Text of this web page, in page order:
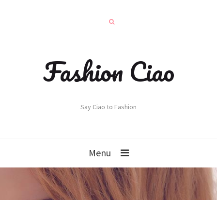
Fashion Ciao
Say Ciao to Fashion
Menu